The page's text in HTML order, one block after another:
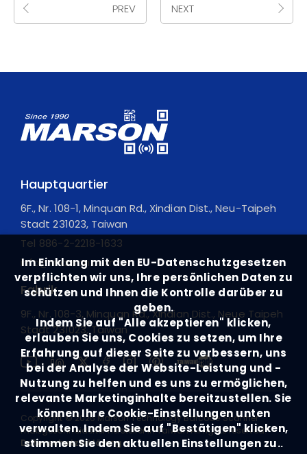
PREV NEXT
Hauptquartier
6F., Nr. 108-1, Minquan Rd., Xindian Dist., Neu-Taipeh
Stadt 231023, Taiwan
Tel 886-2-2218-1633
info@marson.com.tw
Fabrik
9F., Nr. 108-3, Minquan Rd., Xindian Dist., Neue Taipeh
Stadt 231023, Taiwan
Copyright © 2026 Marson Technology Barcode Scanner
maßgeschneiderter Hersteller in TaiwanAll rights reserved.
Datenschutzerklärung
Im Einklang mit den EU-Datenschutzgesetzen
verpflichten wir uns, Ihre persönlichen Daten zu
schützen und Ihnen die Kontrolle darüber zu
geben.
Indem Sie auf "Alle akzeptieren" klicken,
erlauben Sie uns, Cookies zu setzen, um Ihre
Erfahrung auf dieser Seite zu verbessern, uns
bei der Analyse der Website-Leistung und -
Nutzung zu helfen und es uns zu ermöglichen,
relevante Marketinginhalte bereitzustellen. Sie
können Ihre Cookie-Einstellungen unten
verwalten. Indem Sie auf "Bestätigen" klicken,
stimmen Sie den aktuellen Einstellungen zu..